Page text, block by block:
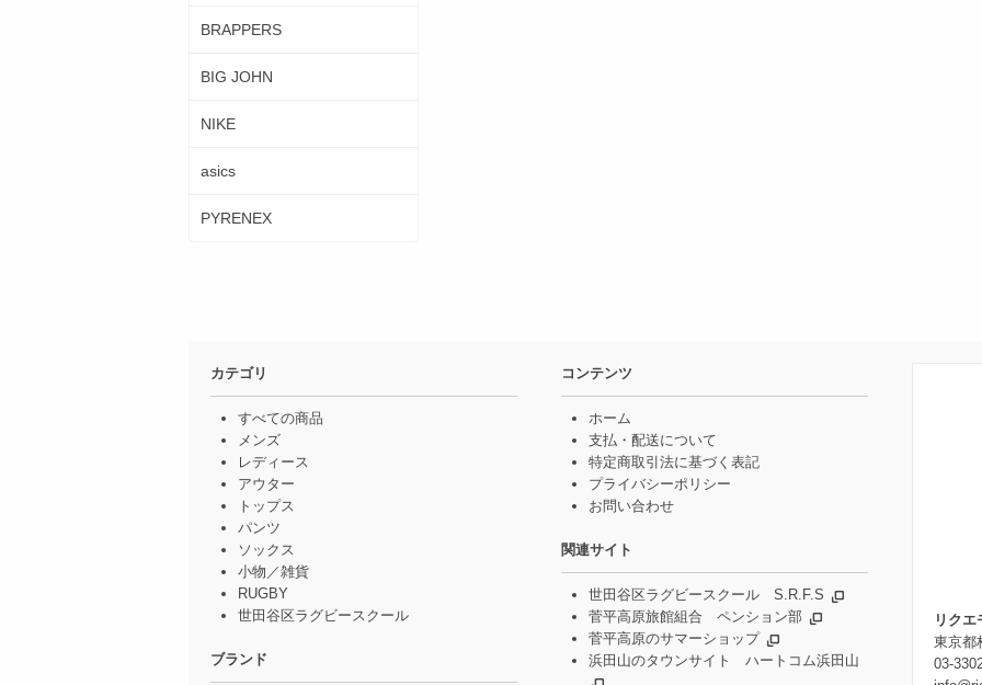
BRAPPERS
BIG JOHN
NIKE
asics
PYRENEX
カテゴリ
すべての商品
メンズ
レディース
アウター
トップス
パンツ
ソックス
小物／雑貨
RUGBY
世田谷区ラグビースクール
ブランド
コンテンツ
ホーム
支払・配送について
特定商取引法に基づく表記
プライバシーポリシー
お問い合わせ
関連サイト
世田谷区ラグビースクール S.R.F.S
菅平高原旅館組合 ペンション部
菅平高原のサマーショップ
浜田山のタウンサイト ハートコム浜田山
リクエ
東京都
03-